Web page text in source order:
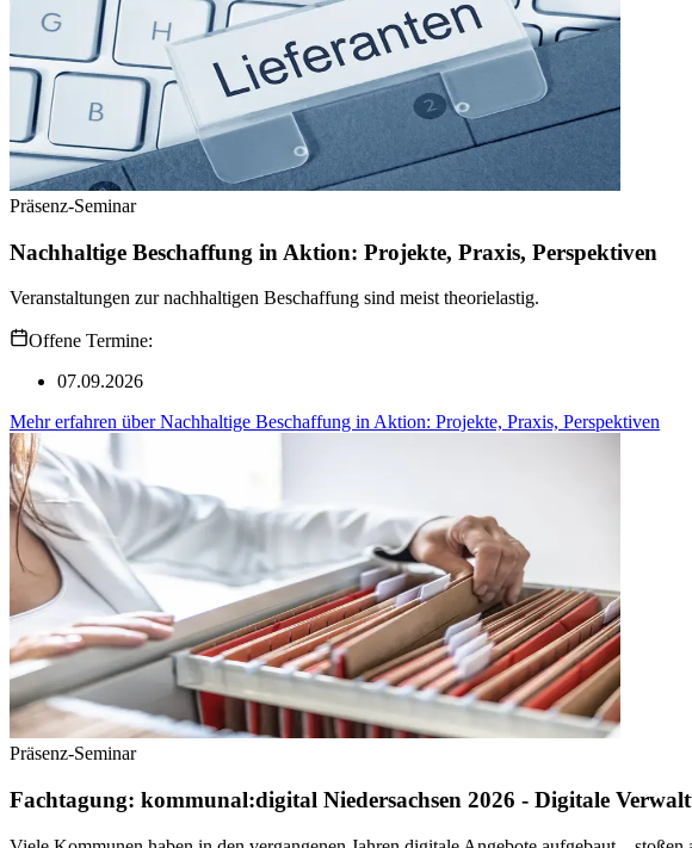
Präsenz-Seminar
Nachhaltige Beschaffung in Aktion: Projekte, Praxis, Perspektiven
Veranstaltungen zur nachhaltigen Beschaffung sind meist theorielastig.
Offene Termine:
07.09.2026
Mehr erfahren überNachhaltige Beschaffung in Aktion: Projekte, Praxis, Perspektiven
Präsenz-Seminar
Fachtagung: kommunal:digital Niedersachsen 2026 - Digitale